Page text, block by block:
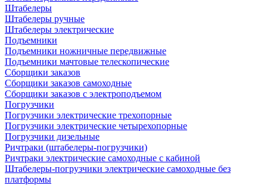
Штабелеры
Штабелеры ручные
Штабелеры электрические
Подъемники
Подъемники ножничные передвижные
Подъемники мачтовые телескопические
Сборщики заказов
Сборщики заказов самоходные
Сборщики заказов с электроподъемом
Погрузчики
Погрузчики электрические трехопорные
Погрузчики электрические четырехопорные
Погрузчики дизельные
Ричтраки (штабелеры-погрузчики)
Ричтраки электрические самоходные с кабиной
Штабелеры-погрузчики электрические самоходные без
платформы